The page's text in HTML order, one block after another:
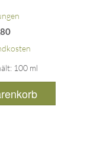
100 ml